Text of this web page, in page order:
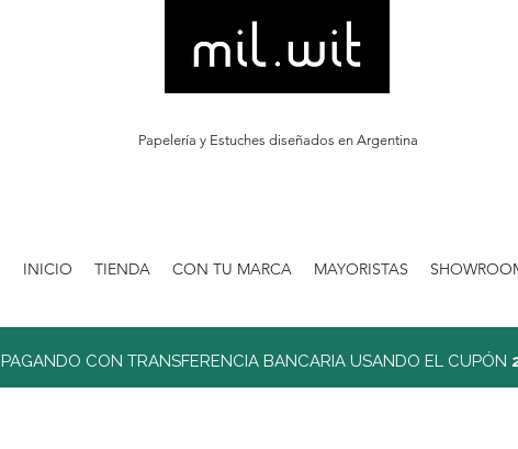
Papelería y Estuches diseñados en Argentina
INICIO TIENDA CON TU MARCA MAYORISTAS
PAGANDO CON TRANSFERENCIA BANCARIA USANDO EL CUPÓN